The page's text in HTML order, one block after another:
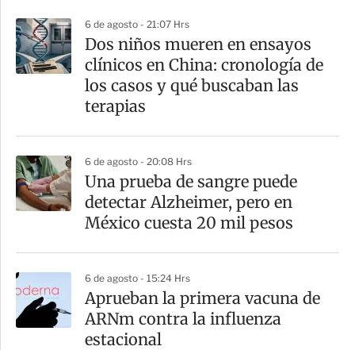
a
r
t
6 de agosto - 21:07 Hrs
Dos niños mueren en ensayos
clínicos en China: cronología de
los casos y qué buscaban las
terapias
6 de agosto - 20:08 Hrs
Una prueba de sangre puede
detectar Alzheimer, pero en
México cuesta 20 mil pesos
6 de agosto - 15:24 Hrs
Aprueban la primera vacuna de
ARNm contra la influenza
estacional